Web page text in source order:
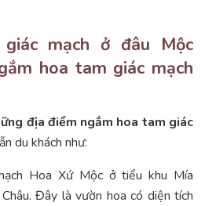
mạch ở đâu Mộc
hoa tam giác mạch
địa điểm ngắm hoa tam giác
du khách như:
Hoa Xứ Mộc ở tiểu khu Mía
Đây là vườn hoa có diện tích